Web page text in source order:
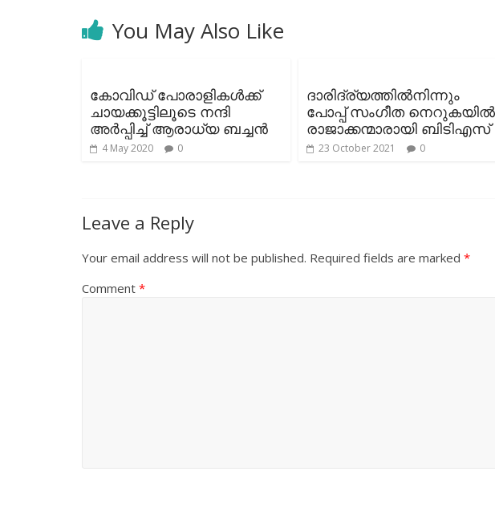
You May Also Like
കോവിഡ് പോരാളികള്‍ക്ക്
ചായക്കൂട്ടിലൂടെ നന്ദി
അര്‍പ്പിച്ച് ആരാധ്യ ബച്ചന്‍
4 May 2020 0
ദാരിദ്ര്യത്തിൽനിന്നും
പോപ്പ് സംഗീത നെറുകയിൽ
രാജാക്കന്മാരായി ബിടിഎസ്
23 October 2021 0
Leave a Reply
Your email address will not be published. Required fields are marked *
Comment *